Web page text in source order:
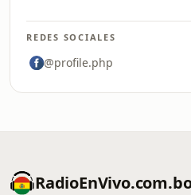
REDES SOCIALES
@profile.php
RadioEnVivo.com.bo